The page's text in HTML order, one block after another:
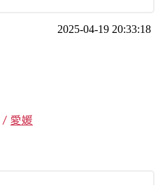
2025-04-19 20:33:18
/ 愛媛